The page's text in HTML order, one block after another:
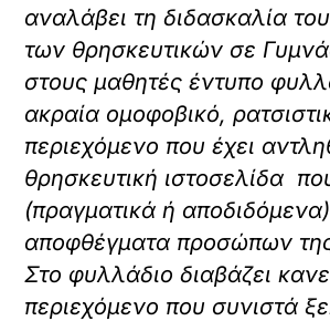
αναλάβει τη διδασκαλία
των θρησκευτικών σε
στους μαθητές έντυπο
ακραία ομοφοβικό,
περιεχόμενο που έχει
θρησκευτική ιστοσελίδα
(πραγματικά ή αποδιδόμενα)
αποφθέγματα προσώπων
Στο φυλλάδιο διαβάζει
περιεχόμενο που συνιστά